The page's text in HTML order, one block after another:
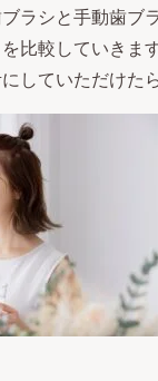
ラシと手動歯ブ
比較していきま
していただけた